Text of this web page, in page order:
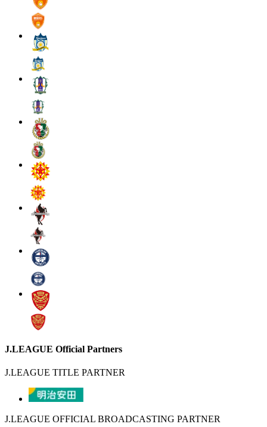
J.LEAGUE Official Partners
J.LEAGUE TITLE PARTNER
J.LEAGUE OFFICIAL BROADCASTING PARTNER